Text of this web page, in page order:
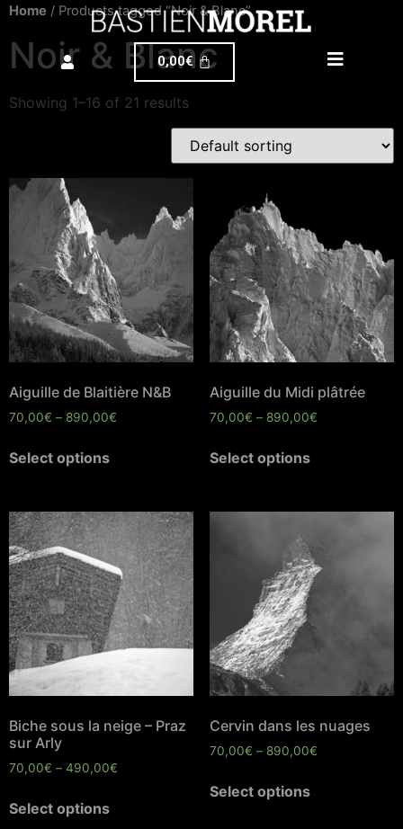
0,00€
Home / Products tagged “Noir & Blanc”
Noir & Blanc
Showing 1–16 of 21 results
Aiguille de Blaitière N&B
70,00€ – 890,00€
Select options
Aiguille du Midi plâtrée
70,00€ – 890,00€
Select options
Biche sous la neige – Praz
sur Arly
70,00€ – 490,00€
Select options
Cervin dans les nuages
70,00€ – 890,00€
Select options